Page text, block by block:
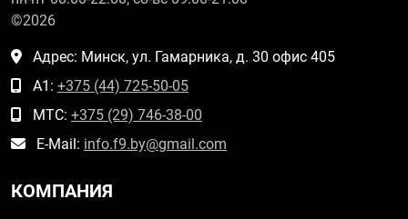
©2026
Адрес: Минск, ул. Гамарника, д. 30 офис 405
А1: +375 (44) 725-50-05
МТС: +375 (29) 746-38-00
E-Mail: info.f9.by@gmail.com
КОМПАНИЯ